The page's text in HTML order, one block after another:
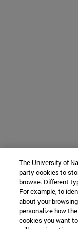
The University of
party cookies to
browse. Different
For example, to
about your
personalize how
cookies you want